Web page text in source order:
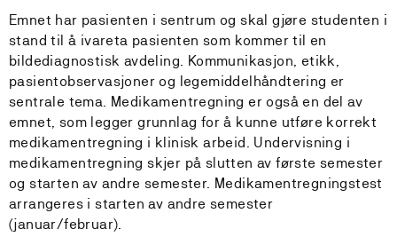
Emnet har pasienten i sentrum og skal gjøre studenten i
stand til å ivareta pasienten som kommer til en
bildediagnostisk avdeling. Kommunikasjon, etikk,
pasientobservasjoner og legemiddelhåndtering er
sentrale tema. Medikamentregning er også en del av
emnet, som legger grunnlag for å kunne utføre korrekt
medikamentregning i klinisk arbeid. Undervisning i
medikamentregning skjer på slutten av første semester
og starten av andre semester. Medikamentregningstest
arrangeres i starten av andre semester
(januar/februar).